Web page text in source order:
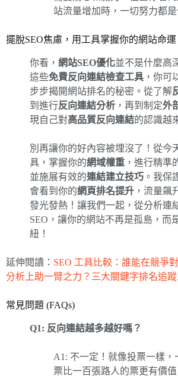
站流量增加時，一切努力都是
擺脫SEO焦慮，用工具掌握你的網站命運
你看， 網站SEO優化並不是什麼高
這些免費反向連結檢查工具 ，你可
步步揭開網站排名的秘密。從了解
到進行反向連結分析 ，再到制定外
現自己對高品質反向連結的認識越
別再讓你的好內容被埋沒了！從今
具，掌握你的網域權重 ，進行精準
並施展有效的連結建立技巧 。我保
會看到你的網頁排名提升 ，流量飆
發光發熱！讓我們一起，從分析連
SEO，讓你的網站不再是孤島，而
紐！
延伸閱讀： SEO 工具比較：誰能在競爭
分析上助一臂之力？三大關鍵字排名追蹤
常見問題 (FAQs)
Q1: 反向連結越多越好嗎？
A1: 不一定！就像投票一樣，
票比一百張路人的票更有價值